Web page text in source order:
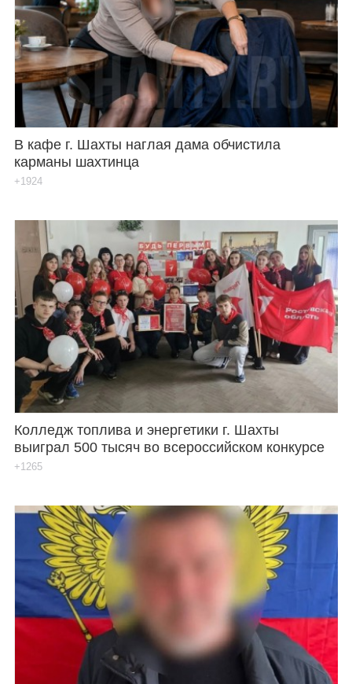
В кафе г. Шахты наглая дама обчистила
карманы шахтинца
+1924
Колледж топлива и энергетики г. Шахты
выиграл 500 тысяч во всероссийском конкурсе
+1265